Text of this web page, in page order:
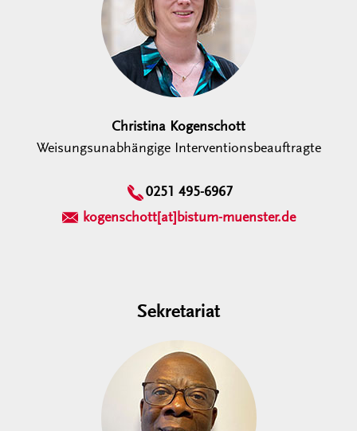
Christina Kogenschott
Weisungsunabhängige Interventionsbeauftragte
0251 495-6967
kogenschott[at]bistum-muenster.de
Sekretariat